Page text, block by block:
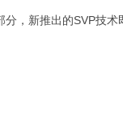
分，新推出的SVP技